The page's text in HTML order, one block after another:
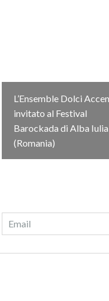
L’Ensemble Dolci
invitato al Festival
Barockada di Alba Iulia
(Romania)